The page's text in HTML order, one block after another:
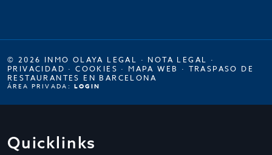
© 2026 INMO OLAYA LEGAL · NOTA LEGAL ·
PRIVACIDAD ·COOKIES · MAPA WEB · TRASPASO DE
RESTAURANTES EN BARCELONA
ÁREA PRIVADA: LOGIN
Quicklinks